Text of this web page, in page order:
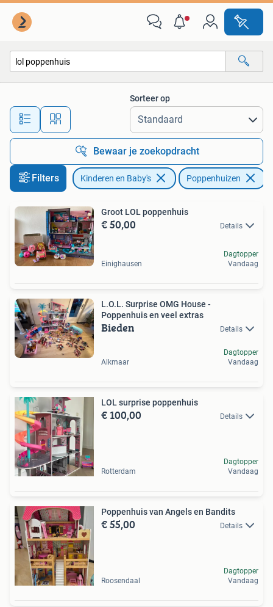
Alle afstanden…
Sorteer op
Bewaar je zoekopdracht
Filters Kinderen en Baby's Poppenhuizen
Groot LOL poppenhuis
€ 50,00 Details
Einighausen
Dagtopper
Vandaag
L.O.L. Surprise OMG House -
Poppenhuis en veel extras
Bieden Details
Alkmaar
Dagtopper
Vandaag
LOL surprise poppenhuis
€ 100,00 Details
Rotterdam
Dagtopper
Vandaag
Poppenhuis van Angels en Bandits
€ 55,00 Details
Roosendaal
Dagtopper
Vandaag